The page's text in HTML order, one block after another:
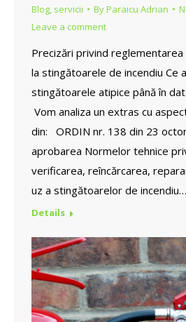
Blog, servicii ByParaicu Adrian
Leave a comment
Precizări privind
la stingătoarele de incendiu Ce
stingătoarele atipice până în
Vom analiza un extras cu
din: ORDIN nr. 138 din 23
aprobarea Normelor tehnice
verificarea, reîncărcarea,
uz a stingătoarelor de incendiu…
Details